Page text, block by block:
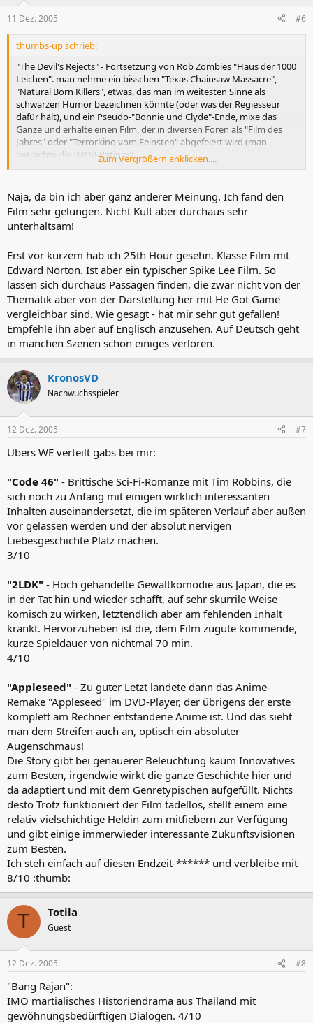
11 Dez. 2005 #6
thumbs-up schrieb:
"The Devil's Rejects" - Fortsetzung von Rob Zombies "Haus der 1000
Leichen". man nehme ein bisschen "Texas Chainsaw Massacre",
"Natural Born Killers", etwas, das man im weitesten Sinne als
schwarzen Humor bezeichnen könnte (oder was der Regiesseur
dafür hält), und ein Pseudo-"Bonnie und Clyde"-Ende, mixe das
Ganze und erhalte einen Film, der in diversen Foren als "Film des
Jahres" oder "Terrorkino vom Feinsten" abgefeiert wird (man
betrachte die IMDB-Ratings).
Gewalt- und Mordszenen, die einen spätestens nach der dritten
Wiederholung nur noch ein Gähnen entlocken, garniert mit ein paar
ach so coolen "Dialogen" (mit jeder Menge **** und Shit und so
Zeug drin, mindestens drei Schimpfworte pro Satz, sonst ists ja
und - vor allem - drittklassigen Darstellern.
Leute, die "Ichi - The Killer" für ein Meisterwerk und "Battle Royale"
für eine Gesellschaftssatire halten, werden hier wahrscheinlich eine
Offenbarung erleben. und garantiert werden wieder viele Leute
"KULT" brüllen. ich nenne das Ganze Zeitverschwendung und gebe
einen von zehn Punkten, zwei davon für den Soundtrack.
Zum Vergrößern anklicken....
Naja, da bin ich aber ganz anderer Meinung. Ich fand den
Film sehr gelungen. Nicht Kult aber durchaus sehr
unterhaltsam!
Erst vor kurzem hab ich 25th Hour gesehn. Klasse Film mit
Edward Norton. Ist aber ein typischer Spike Lee Film. So
lassen sich durchaus Passagen finden, die zwar nicht von der
Thematik aber von der Darstellung her mit He Got Game
vergleichbar sind. Wie gesagt - hat mir sehr gut gefallen!
Empfehle ihn aber auf Englisch anzusehen. Auf Deutsch geht
in manchen Szenen schon einiges verloren.
KronosVD
Nachwuchsspieler
12 Dez. 2005 #7
Übers WE verteilt gabs bei mir:
"Code 46" - Brittische Sci-Fi-Romanze mit Tim Robbins, die
sich noch zu Anfang mit einigen wirklich interessanten
Inhalten auseinandersetzt, die im späteren Verlauf aber außen
vor gelassen werden und der absolut nervigen
Liebesgeschichte Platz machen.
3/10
"2LDK" - Hoch gehandelte Gewaltkomödie aus Japan, die es
in der Tat hin und wieder schafft, auf sehr skurrile Weise
komisch zu wirken, letztendlich aber am fehlenden Inhalt
krankt. Hervorzuheben ist die, dem Film zugute kommende,
kurze Spieldauer von nichtmal 70 min.
4/10
"Appleseed" - Zu guter Letzt landete dann das Anime-
Remake "Appleseed" im DVD-Player, der übrigens der erste
komplett am Rechner entstandene Anime ist. Und das sieht
man dem Streifen auch an, optisch ein absoluter
Augenschmaus!
Die Story gibt bei genauerer Beleuchtung kaum Innovatives
zum Besten, irgendwie wirkt die ganze Geschichte hier und
da adaptiert und mit dem Genretypischen aufgefüllt. Nichts
desto Trotz funktioniert der Film tadellos, stellt einem eine
relativ vielschichtige Heldin zum mitfiebern zur Verfügung
und gibt einige immerwieder interessante Zukunftsvisionen
zum Besten.
Ich steh einfach auf diesen Endzeit-****** und verbleibe mit
8/10 :thumb:
T Totila
Guest
12 Dez. 2005 #8
"Bang Rajan":
IMO martialisches Historiendrama aus Thailand mit
gewöhnungsbedürftigen Dialogen. 4/10